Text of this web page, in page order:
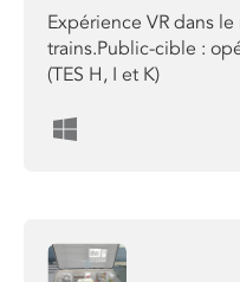
Expérience VR dans
trains.Public-cible :
(TES H, I et K)